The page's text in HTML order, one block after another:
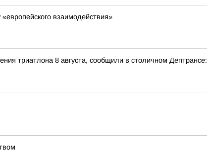
взаимодействия»
триатлона 8 августа, сообщили в столичном Дептрансе: